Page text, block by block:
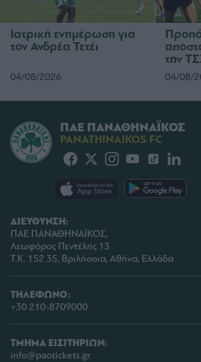
Ιατρική ενημέρωση για
τον Ανδρέα Τετέι
04/08/2026
την
04/08/
ΔΙΕΥΘΥΝΣΗ:
ΠΑΕ ΠΑΝΑΘΗΝΑΪΚΟΣ,
Λεωφόρος Πεντέλης 13
Τ.Κ. 152 35, Βριλήσσια, Αθήνα, Ελλάδα
ΤΗΛΕΦΩΝΟ:
+30 210-8709000
ΤΜΗΜΑ ΕΙΣΙΤΗΡΙΩΝ:
info@paotickets.gr
ΠΑΕ ΠΑΝΑΘΗΝΑΪΚΟΣ
PANATHINAIKOS FC